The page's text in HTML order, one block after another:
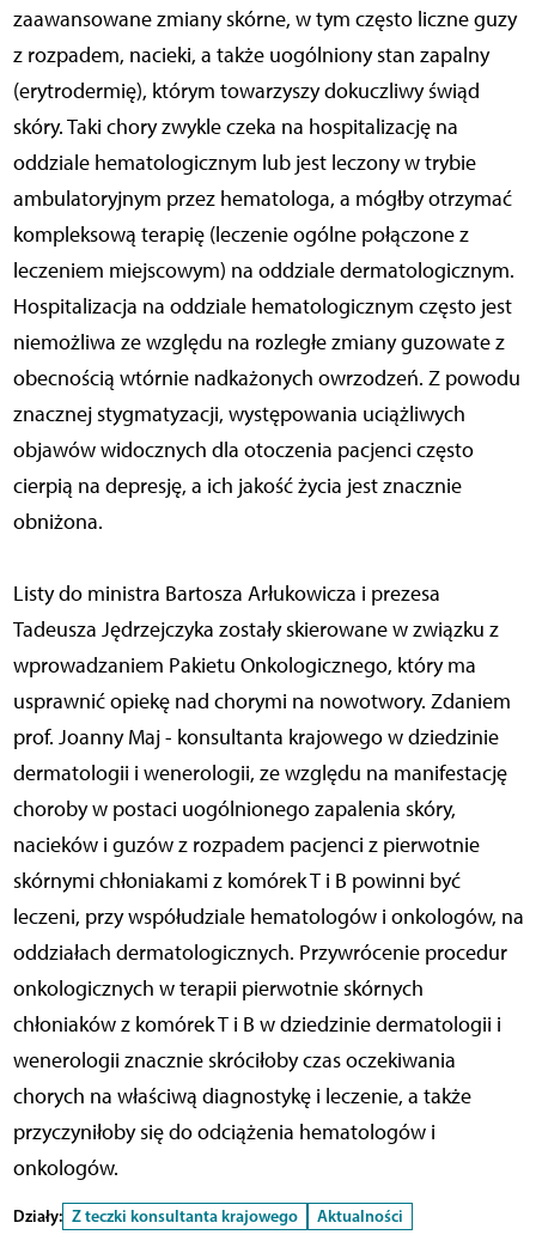
zaawansowane zmiany skórne, w tym często liczne guzy
z rozpadem, nacieki, a także uogólniony stan zapalny
(erytrodermię), którym towarzyszy dokuczliwy świąd
skóry. Taki chory zwykle czeka na hospitalizację na
oddziale hematologicznym lub jest leczony w trybie
ambulatoryjnym przez hematologa, a mógłby otrzymać
kompleksową terapię (leczenie ogólne połączone z
leczeniem miejscowym) na oddziale dermatologicznym.
Hospitalizacja na oddziale hematologicznym często jest
niemożliwa ze względu na rozległe zmiany guzowate z
obecnością wtórnie nadkażonych owrzodzeń. Z powodu
znacznej stygmatyzacji, występowania uciążliwych
objawów widocznych dla otoczenia pacjenci często
cierpią na depresję, a ich jakość życia jest znacznie
obniżona.
Listy do ministra Bartosza Arłukowicza i prezesa
Tadeusza Jędrzejczyka zostały skierowane w związku z
wprowadzaniem Pakietu Onkologicznego, który ma
usprawnić opiekę nad chorymi na nowotwory. Zdaniem
prof. Joanny Maj - konsultanta krajowego w dziedzinie
dermatologii i wenerologii, ze względu na manifestację
choroby w postaci uogólnionego zapalenia skóry,
nacieków i guzów z rozpadem pacjenci z pierwotnie
skórnymi chłoniakami z komórek T i B powinni być
leczeni, przy współudziale hematologów i onkologów, na
oddziałach dermatologicznych. Przywrócenie procedur
onkologicznych w terapii pierwotnie skórnych
chłoniaków z komórek T i B w dziedzinie dermatologii i
wenerologii znacznie skróciłoby czas oczekiwania
chorych na właściwą diagnostykę i leczenie, a także
przyczyniłoby się do odciążenia hematologów i
onkologów.
Działy: Z teczki konsultanta krajowego Aktualności